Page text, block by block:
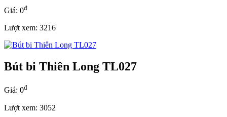
Giá: 0đ
Lượt xem: 3216
Bút bi Thiên Long TL027
Giá: 0đ
Lượt xem: 3052